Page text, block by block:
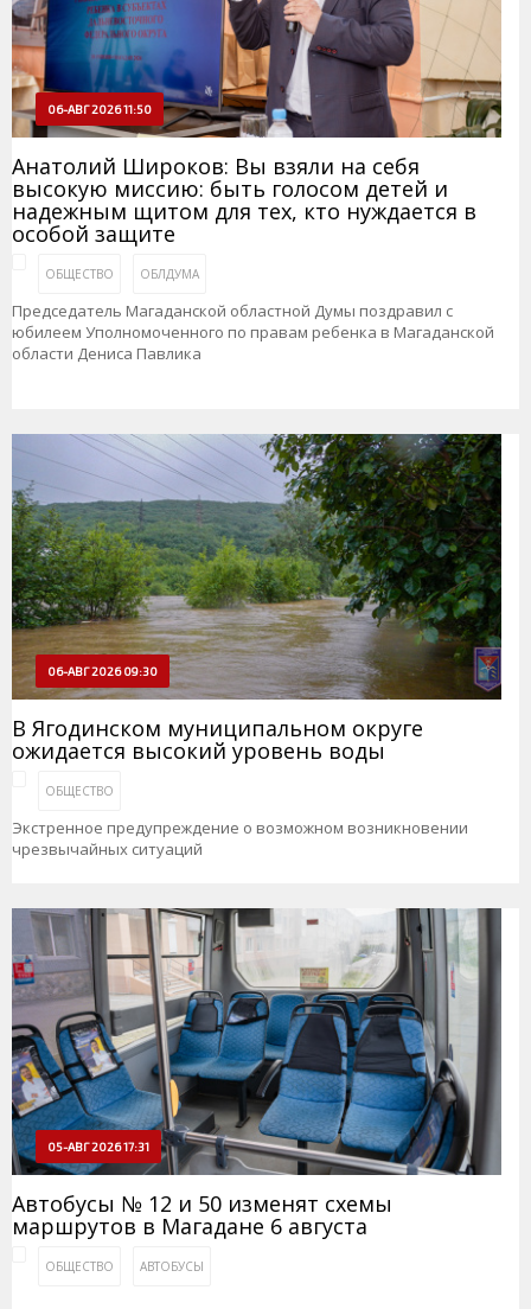
06-АВГ 2026 11:50
Анатолий Широков: Вы взяли на себя
высокую миссию: быть голосом детей и
надежным щитом для тех, кто нуждается в
особой защите
ОБЩЕСТВО ОБЛДУМА
Председатель Магаданской областной Думы поздравил с
юбилеем Уполномоченного по правам ребенка в Магаданской
области Дениса Павлика
06-АВГ 2026 09:30
В Ягодинском муниципальном округе
ожидается высокий уровень воды
ОБЩЕСТВО
Экстренное предупреждение о возможном возникновении
чрезвычайных ситуаций
05-АВГ 2026 17:31
Автобусы № 12 и 50 изменят схемы
маршрутов в Магадане 6 августа
ОБЩЕСТВО АВТОБУСЫ